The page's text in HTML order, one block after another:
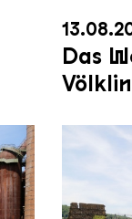
Das